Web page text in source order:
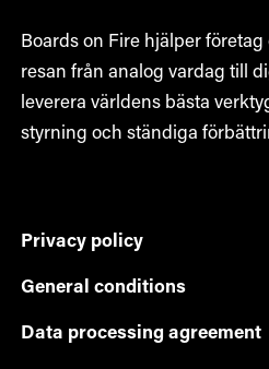
Boards on Fire hjälper
resan från analog vardag till
leverera världens bästa
styrning och ständiga
Privacy policy
General conditions
Data processing agreement